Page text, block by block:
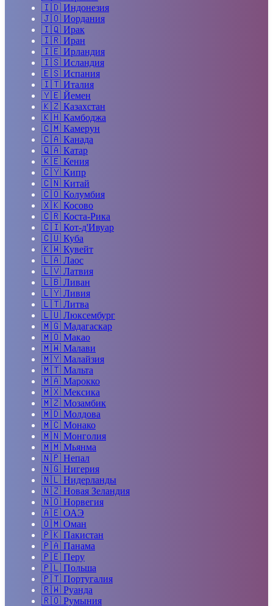
🇮🇩 Индонезия
🇯🇴 Иордания
🇮🇶 Ирак
🇮🇷 Иран
🇮🇪 Ирландия
🇮🇸 Исландия
🇪🇸 Испания
🇮🇹 Италия
🇾🇪 Йемен
🇰🇿 Казахстан
🇰🇭 Камбоджа
🇨🇲 Камерун
🇨🇦 Канада
🇶🇦 Катар
🇰🇪 Кения
🇨🇾 Кипр
🇨🇳 Китай
🇨🇴 Колумбия
🇽🇰 Косово
🇨🇷 Коста-Рика
🇨🇮 Кот-д'Ивуар
🇨🇺 Куба
🇰🇼 Кувейт
🇱🇦 Лаос
🇱🇻 Латвия
🇱🇧 Ливан
🇱🇾 Ливия
🇱🇹 Литва
🇱🇺 Люксембург
🇲🇬 Мадагаскар
🇲🇴 Макао
🇲🇼 Малави
🇲🇾 Малайзия
🇲🇹 Мальта
🇲🇦 Марокко
🇲🇽 Мексика
🇲🇿 Мозамбик
🇲🇩 Молдова
🇲🇨 Монако
🇲🇳 Монголия
🇲🇲 Мьянма
🇳🇵 Непал
🇳🇬 Нигерия
🇳🇱 Нидерланды
🇳🇿 Новая Зеландия
🇳🇴 Норвегия
🇦🇪 ОАЭ
🇴🇲 Оман
🇵🇰 Пакистан
🇵🇦 Панама
🇵🇪 Перу
🇵🇱 Польша
🇵🇹 Португалия
🇷🇼 Руанда
🇷🇴 Румыния